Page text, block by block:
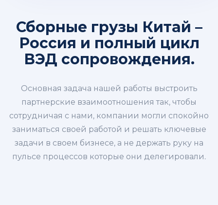
Сборные грузы Китай –
Россия и полный цикл
ВЭД сопровождения.
Основная задача нашей работы выстроить
партнерские взаимоотношения так, чтобы
сотрудничая с нами, компании могли спокойно
заниматься своей работой и решать ключевые
задачи в своем бизнесе, а не держать руку на
пульсе процессов которые они делегировали.